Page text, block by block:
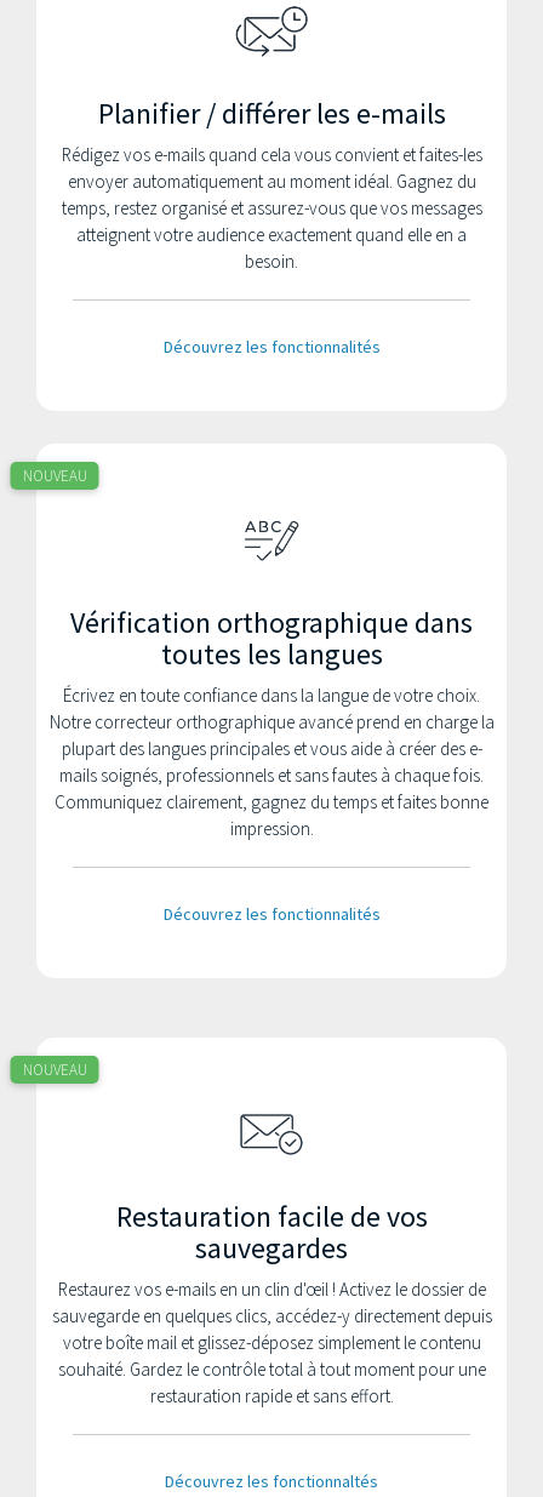
Planifier / différer les e-mails
Rédigez vos e-mails quand cela vous convient et faites-les
envoyer automatiquement au moment idéal. Gagnez du
temps, restez organisé et assurez-vous que vos messages
atteignent votre audience exactement quand elle en a
besoin.
Découvrez les fonctionnalités
NOUVEAU
Vérification orthographique dans
toutes les langues
Écrivez en toute confiance dans la langue de votre choix.
Notre correcteur orthographique avancé prend en charge la
plupart des langues principales et vous aide à créer des e-
mails soignés, professionnels et sans fautes à chaque fois.
Communiquez clairement, gagnez du temps et faites bonne
impression.
Découvrez les fonctionnalités
NOUVEAU
Restauration facile de vos
sauvegardes
Restaurez vos e-mails en un clin d'œil ! Activez le dossier de
sauvegarde en quelques clics, accédez-y directement depuis
votre boîte mail et glissez-déposez simplement le contenu
souhaité. Gardez le contrôle total à tout moment pour une
restauration rapide et sans effort.
Découvrez les fonctionnaltés